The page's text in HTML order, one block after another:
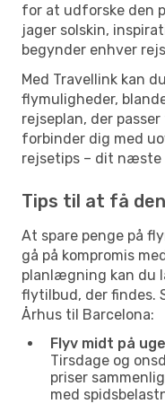
for at udforske den
jager solskin,
begynder enhver
Med Travellink kan
flymuligheder,
rejseplan, der
forbinder dig med
rejsetips – dit næste
Tips til at få
At spare penge på
gå på kompromis
planlægning kan du
flytilbud, der findes.
Århus til Barcelona:
Flyv midt på
Tirsdage og
priser
med